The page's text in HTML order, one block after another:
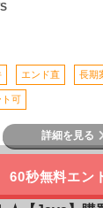
エンド直 長期
ト可
詳細を見る
60秒無料エン